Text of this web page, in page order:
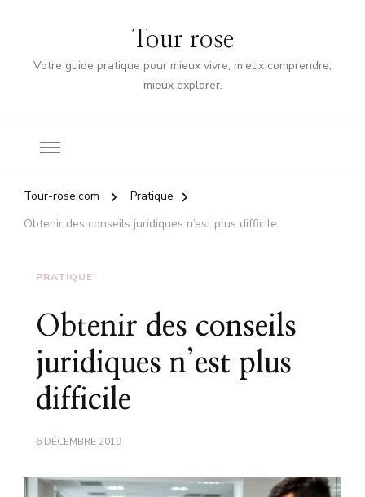
Tour rose
Votre guide pratique pour mieux vivre, mieux comprendre,
mieux explorer.
Tour-rose.com
Pratique
Obtenir des conseils juridiques n’est plus difficile
PRATIQUE
Obtenir des conseils
juridiques n’est plus
difficile
6 DÉCEMBRE 2019